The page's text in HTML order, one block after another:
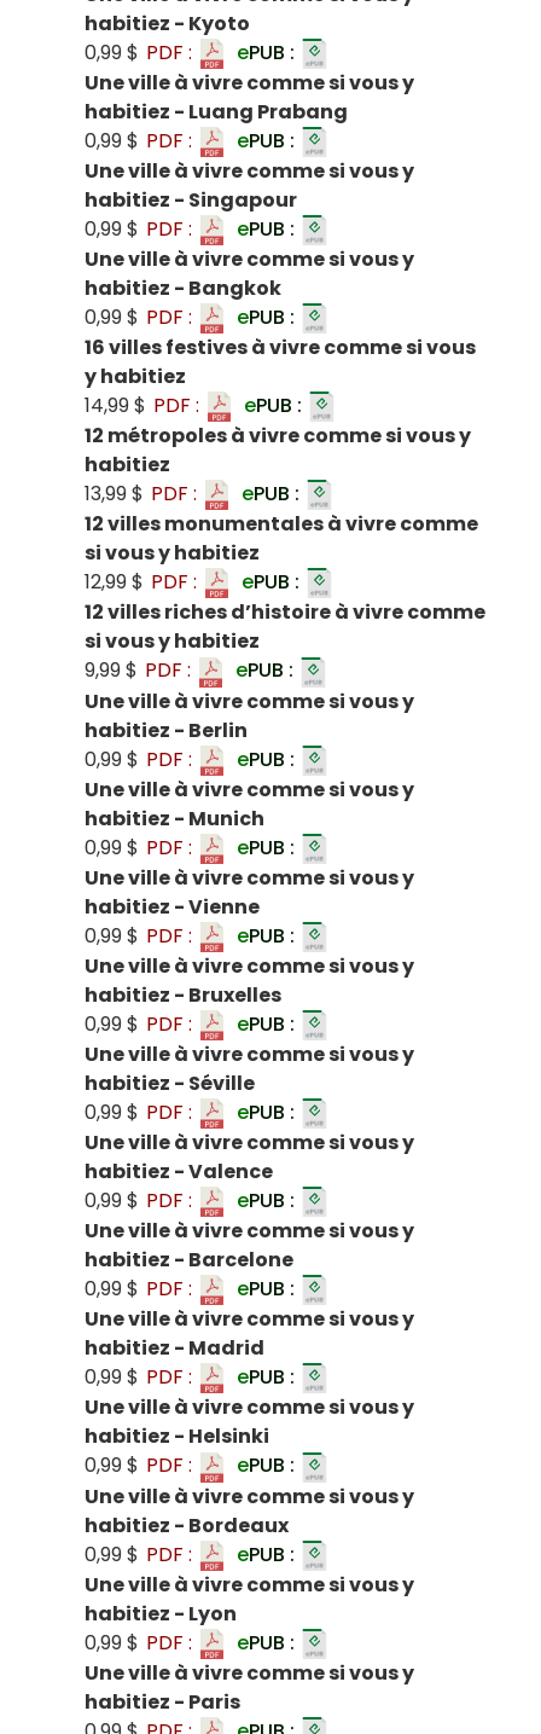
habitiez - Kyoto
0,99 $ PDF : ePUB :
Une ville à vivre comme si vous y
habitiez - Luang Prabang
0,99 $ PDF : ePUB :
Une ville à vivre comme si vous y
habitiez - Singapour
0,99 $ PDF : ePUB :
Une ville à vivre comme si vous y
habitiez - Bangkok
0,99 $ PDF : ePUB :
16 villes festives à vivre comme si vous
y habitiez
14,99 $ PDF : ePUB :
12 métropoles à vivre comme si vous y
habitiez
13,99 $ PDF : ePUB :
12 villes monumentales à vivre comme
si vous y habitiez
12,99 $ PDF : ePUB :
12 villes riches d’histoire à vivre comme
si vous y habitiez
9,99 $ PDF : ePUB :
Une ville à vivre comme si vous y
habitiez - Berlin
0,99 $ PDF : ePUB :
Une ville à vivre comme si vous y
habitiez - Munich
0,99 $ PDF : ePUB :
Une ville à vivre comme si vous y
habitiez - Vienne
0,99 $ PDF : ePUB :
Une ville à vivre comme si vous y
habitiez - Bruxelles
0,99 $ PDF : ePUB :
Une ville à vivre comme si vous y
habitiez - Séville
0,99 $ PDF : ePUB :
Une ville à vivre comme si vous y
habitiez - Valence
0,99 $ PDF : ePUB :
Une ville à vivre comme si vous y
habitiez - Barcelone
0,99 $ PDF : ePUB :
Une ville à vivre comme si vous y
habitiez - Madrid
0,99 $ PDF : ePUB :
Une ville à vivre comme si vous y
habitiez - Helsinki
0,99 $ PDF : ePUB :
Une ville à vivre comme si vous y
habitiez - Bordeaux
0,99 $ PDF : ePUB :
Une ville à vivre comme si vous y
habitiez - Lyon
0,99 $ PDF : ePUB :
Une ville à vivre comme si vous y
habitiez - Paris